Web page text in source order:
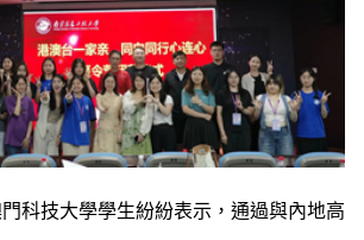
科技大學學生紛紛表示，通過與內地高